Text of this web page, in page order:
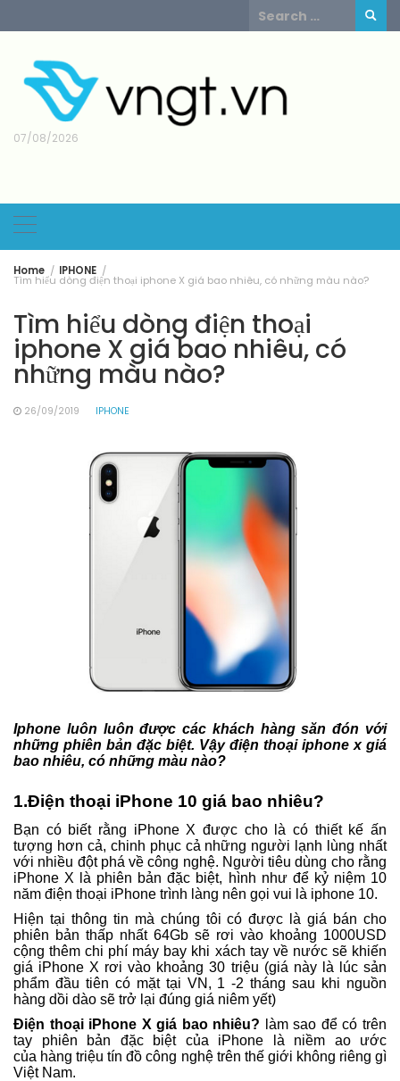
to
Search
for:
07/08/2026
Home IPHONE
Tìm hiểu dòng điện thoại iphone X giá bao nhiêu, có những màu nào?
Tìm hiểu dòng điện thoại
iphone X giá bao nhiêu, có
những màu nào?
26/09/2019 IPHONE
Iphone luôn luôn được các khách hàng săn đón với
những phiên bản đặc biệt. Vậy điện thoại iphone x giá
bao nhiêu, có những màu nào?
1.Điện thoại iPhone 10 giá bao nhiêu?
Bạn có biết rằng iPhone X được cho là có thiết kế ấn
tượng hơn cả, chinh phục cả những người lạnh lùng nhất
với nhiều đột phá về công nghệ. Người tiêu dùng cho rằng
iPhone X là phiên bản đặc biệt, hình như để kỷ niệm 10
năm điện thoại iPhone trình làng nên gọi vui là iphone 10.
Hiện tại thông tin mà chúng tôi có được là giá bán cho
phiên bản thấp nhất 64Gb sẽ rơi vào khoảng 1000USD
cộng thêm chi phí máy bay khi xách tay về nước sẽ khiến
giá iPhone X rơi vào khoảng 30 triệu (giá này là lúc sản
phẩm đầu tiên có mặt tại VN, 1 -2 tháng sau khi nguồn
hàng dồi dào sẽ trở lại đúng giá niêm yết)
Điện thoại iPhone X giá bao nhiêu? làm sao để có trên
tay phiên bản đặc biệt của iPhone là niềm ao ước
của hàng triệu tín đồ công nghệ trên thế giới không riêng gì
Việt Nam.